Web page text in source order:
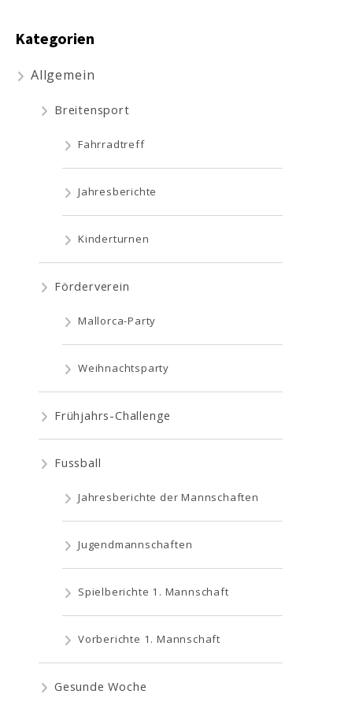
Kategorien
Allgemein
Breitensport
Fahrradtreff
Jahresberichte
Kinderturnen
Förderverein
Mallorca-Party
Weihnachtsparty
Frühjahrs-Challenge
Fussball
Jahresberichte der Mannschaften
Jugendmannschaften
Spielberichte 1. Mannschaft
Vorberichte 1. Mannschaft
Gesunde Woche